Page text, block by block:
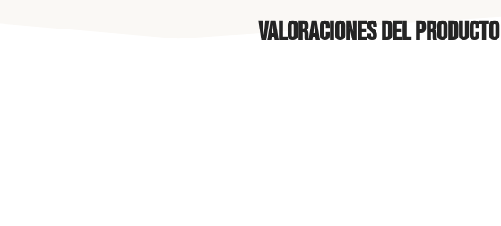
Valoraciones del producto